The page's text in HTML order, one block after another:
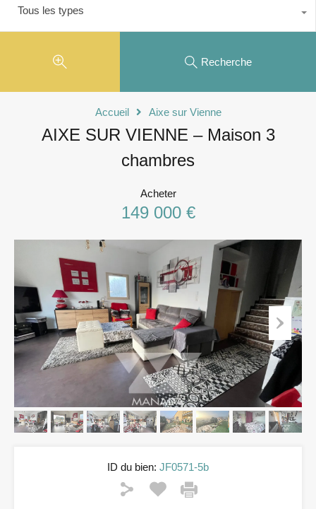
Tous les types
Recherche
Accueil Aixe sur Vienne
AIXE SUR VIENNE – Maison 3
chambres
Acheter
149 000 €
ID du bien: JF0571-5b